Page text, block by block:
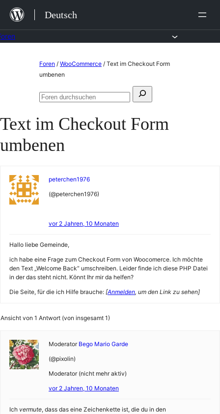
Zum
Inhalt
springen
Deutsch
Foren / WooCommerce / Text im Checkout Form
umbenen
Suchen
Foren
Text im Checkout Form
umbenen
peterchen1976
(@peterchen1976)
vor 2 Jahren, 10 Monaten
Hallo liebe Gemeinde,
ich habe eine Frage zum Checkout Form von Woocomerce. Ich möchte
den Text „Welcome Back“ umschreiben. Leider finde ich diese PHP Datei
in der das steht nicht. Könnt Ihr mir da helfen?
Die Seite, für die ich Hilfe brauche: [Anmelden, um den Link zu sehen]
Ansicht von 1 Antwort (von insgesamt 1)
Moderator Bego Mario Garde
(@pixolin)
Moderator (nicht mehr aktiv)
vor 2 Jahren, 10 Monaten
Ich vermute, dass das eine Zeichenkette ist, die du in den